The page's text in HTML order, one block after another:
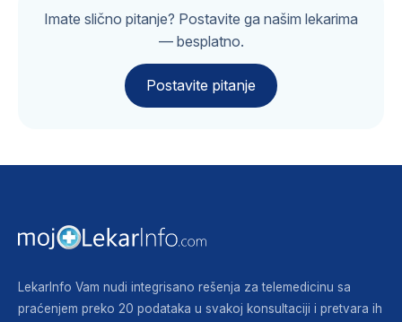
Imate slično pitanje? Postavite ga našim lekarima
— besplatno.
Postavite pitanje
LekarInfo Vam nudi integrisano rešenja za telemedicinu sa
praćenjem preko 20 podataka u svakoj konsultaciji i pretvara ih